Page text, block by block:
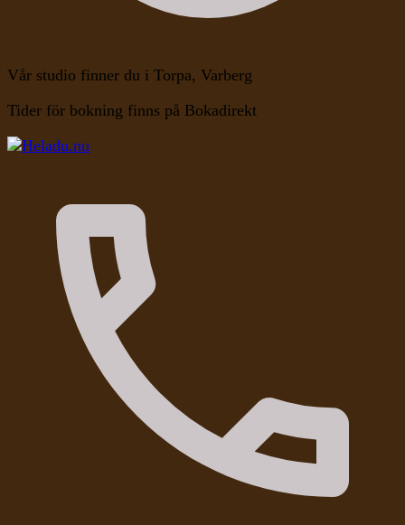
Vår studio finner du i Torpa, Varberg
Tider för bokning finns på Bokadirekt
Heladu.nu